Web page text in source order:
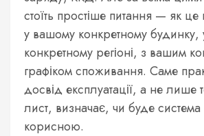
стоїть простіше питання — як
у вашому конкретному
конкретному регіоні, з вашим
графіком споживання. Саме
досвід експлуатації, а не лише
лист, визначає, чи буде
корисною.